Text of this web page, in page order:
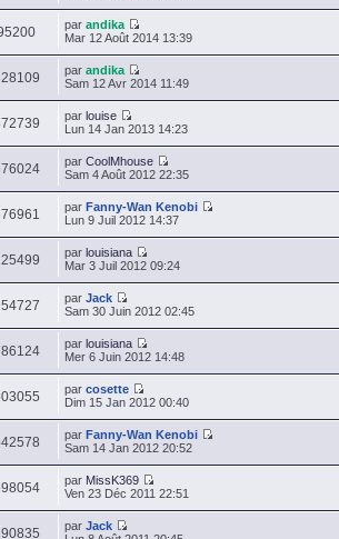
par andika
Mar 12 Août 2014 13:39
par andika
Sam 12 Avr 2014 11:49
par louise
Lun 14 Jan 2013 14:23
par CoolMhouse
Sam 4 Août 2012 22:35
par Fanny-Wan Kenobi
Lun 9 Juil 2012 14:37
par louisiana
Mar 3 Juil 2012 09:24
par Jack
Sam 30 Juin 2012 02:45
par louisiana
Mer 6 Juin 2012 14:48
par cosette
Dim 15 Jan 2012 00:40
par Fanny-Wan Kenobi
Sam 14 Jan 2012 20:52
par MissK369
Ven 23 Déc 2011 22:51
par Jack